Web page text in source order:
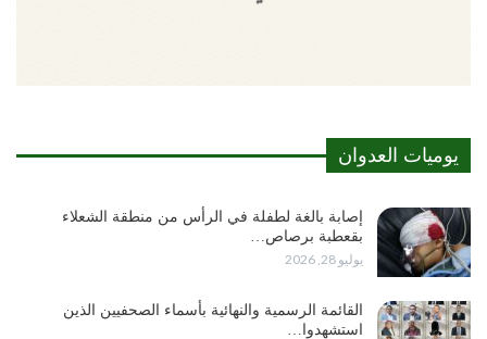
يوميات العدوان
إصابة بالغة لطفلة في الرأس من منطقة الشعلاء
بقعطبة برصاص…
يوليو 28, 2026
القائمة الرسمية والنهائية بأسماء الصحفيين الذين
استشهدوا…